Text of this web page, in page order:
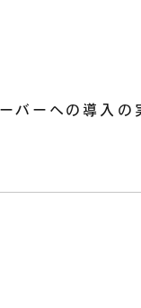
バーへの導入の